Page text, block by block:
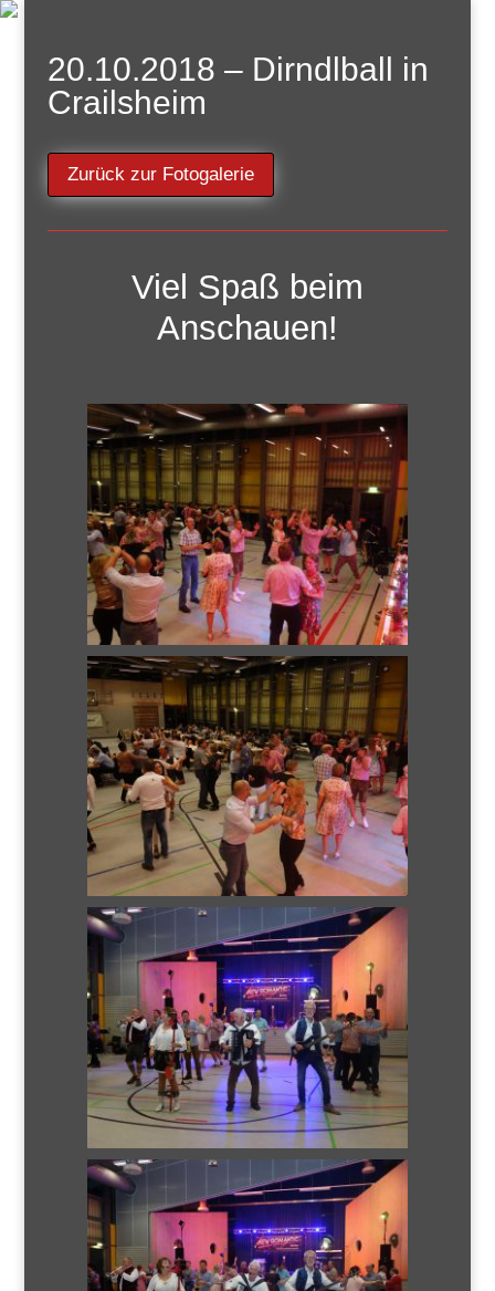
20.10.2018 – Dirndlball in
Crailsheim
Zurück zur Fotogalerie
Viel Spaß beim
Anschauen!